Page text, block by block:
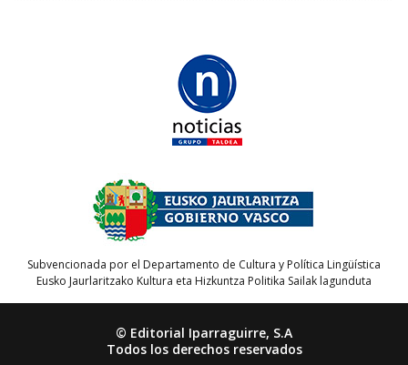
Subvencionada por el Departamento de Cultura y Política Lingüística
Eusko Jaurlaritzako Kultura eta Hizkuntza Politika Sailak lagunduta
© Editorial Iparraguirre, S.A
Todos los derechos reservados